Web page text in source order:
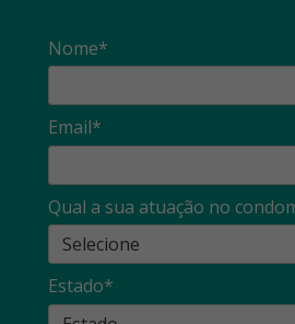
Nome*
Email*
Qual a sua atuação no
Estado*